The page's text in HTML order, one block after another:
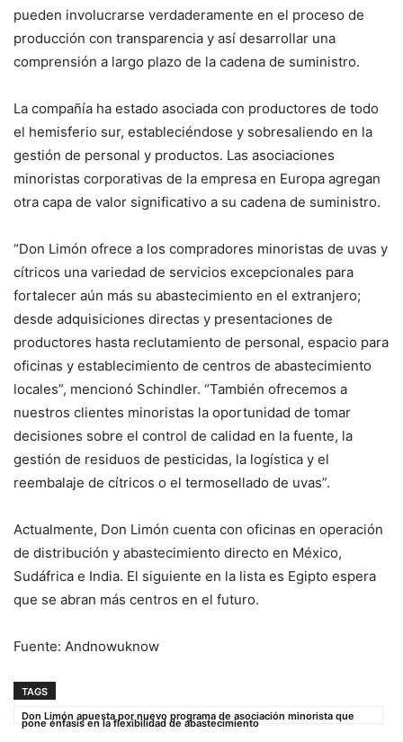
pueden involucrarse verdaderamente en el proceso de
producción con transparencia y así desarrollar una
comprensión a largo plazo de la cadena de suministro.
La compañía ha estado asociada con productores de todo
el hemisferio sur, estableciéndose y sobresaliendo en la
gestión de personal y productos. Las asociaciones
minoristas corporativas de la empresa en Europa agregan
otra capa de valor significativo a su cadena de suministro.
“Don Limón ofrece a los compradores minoristas de uvas y
cítricos una variedad de servicios excepcionales para
fortalecer aún más su abastecimiento en el extranjero;
desde adquisiciones directas y presentaciones de
productores hasta reclutamiento de personal, espacio para
oficinas y establecimiento de centros de abastecimiento
locales”, mencionó Schindler. “También ofrecemos a
nuestros clientes minoristas la oportunidad de tomar
decisiones sobre el control de calidad en la fuente, la
gestión de residuos de pesticidas, la logística y el
reembalaje de cítricos o el termosellado de uvas”.
Actualmente, Don Limón cuenta con oficinas en operación
de distribución y abastecimiento directo en México,
Sudáfrica e India. El siguiente en la lista es Egipto espera
que se abran más centros en el futuro.
Fuente: Andnowuknow
TAGS
Don Limón apuesta por nuevo programa de asociación minorista que
pone énfasis en la flexibilidad de abastecimiento